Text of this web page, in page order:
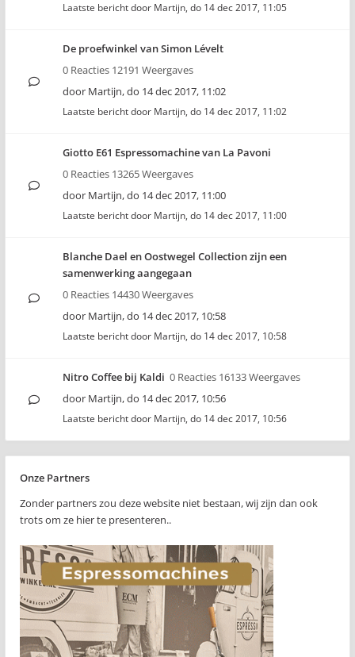
Laatste bericht door Martijn, do 14 dec 2017, 11:05
De proefwinkel van Simon Lévelt
0 Reacties 12191 Weergaves
door Martijn,do 14 dec 2017, 11:02
Laatste bericht door Martijn, do 14 dec 2017, 11:02
Giotto E61 Espressomachine van La Pavoni
0 Reacties 13265 Weergaves
door Martijn,do 14 dec 2017, 11:00
Laatste bericht door Martijn, do 14 dec 2017, 11:00
Blanche Dael en Oostwegel Collection zijn een
samenwerking aangegaan
0 Reacties 14430 Weergaves
door Martijn,do 14 dec 2017, 10:58
Laatste bericht door Martijn, do 14 dec 2017, 10:58
Nitro Coffee bij Kaldi 0 Reacties 16133 Weergaves
door Martijn,do 14 dec 2017, 10:56
Laatste bericht door Martijn, do 14 dec 2017, 10:56
Onze Partners
Zonder partners zou deze website niet bestaan, wij zijn dan ook
trots om ze hier te presenteren..